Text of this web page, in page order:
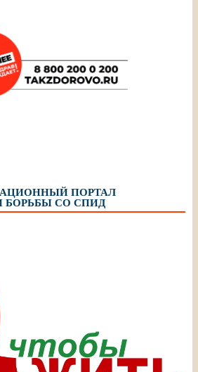
ПОРТАЛ
БОРЬБЫ СО СПИД